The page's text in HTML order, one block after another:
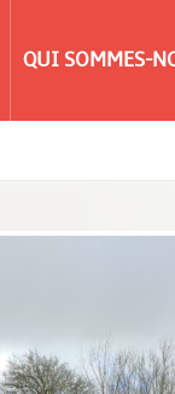
QUI SOMMES-